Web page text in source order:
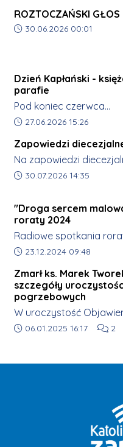
piękną pieśń i
Tereszpolu
ROZTOCZAŃSKI
Data dodania artykułu:
30.06.2026 00:01
Dzień Kapłański -
parafie
Pod koniec czerwca
krasnobrodzkie
diecezji zamojsko-
Dniu Formacji
Tegoroczne spotkanie
modlitwy oraz refleksji
kapłańską posługą.
Data dodania artykułu:
27.06.2026 15:26
Zapowiedzi
Na zapowiedzi
zapraszamy w każdy
Data dodania artykułu:
30.07.2026 14:35
"Droga sercem
roraty 2024
Radiowe spotkania
najmłodszych.
Data dodania artykułu:
23.12.2024 09:48
Zmarł ks. Marek
szczegóły
pogrzebowych
W uroczystość
Pańskiego (06.01) w
Data dodania artykułu:
06.01.2025 16:17 2